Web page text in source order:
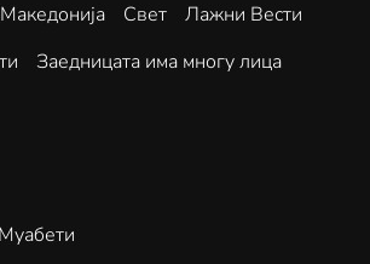
Македонија Свет
Лажни Вести
Заедницата има многу лица